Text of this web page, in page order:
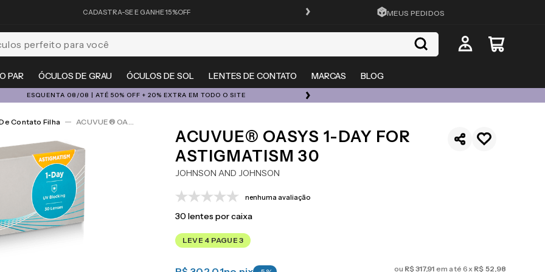
CADASTRA-SE E GANHE 15%OFF FRETE GRÁTIS EM TODO O SITE
MEUS PEDIDOS
PAR ÓCULOS DE GRAU ÓCULOS DE SOL LENTES DE CONTATO MARCAS BLOG
para você
ESQUENTA 08/08 | ATÉ 50% OFF + 20% EXTRA EM TODO O SITE ÓCULOS DE GRAU, SOL E LENTES COM ATÉ 50% OFF + 20% EXTRA
Contato Filha ACUVUE® OASYS 1-Day For Astigmatism 30
ACUVUE® OASYS 1-DAY FOR
ASTIGMATISM 30
JOHNSON AND JOHNSON
nenhuma avaliação
30lentes por caixa
LEVE 4 PAGUE 3
ou R$317,91 em até6x R$ 52,98